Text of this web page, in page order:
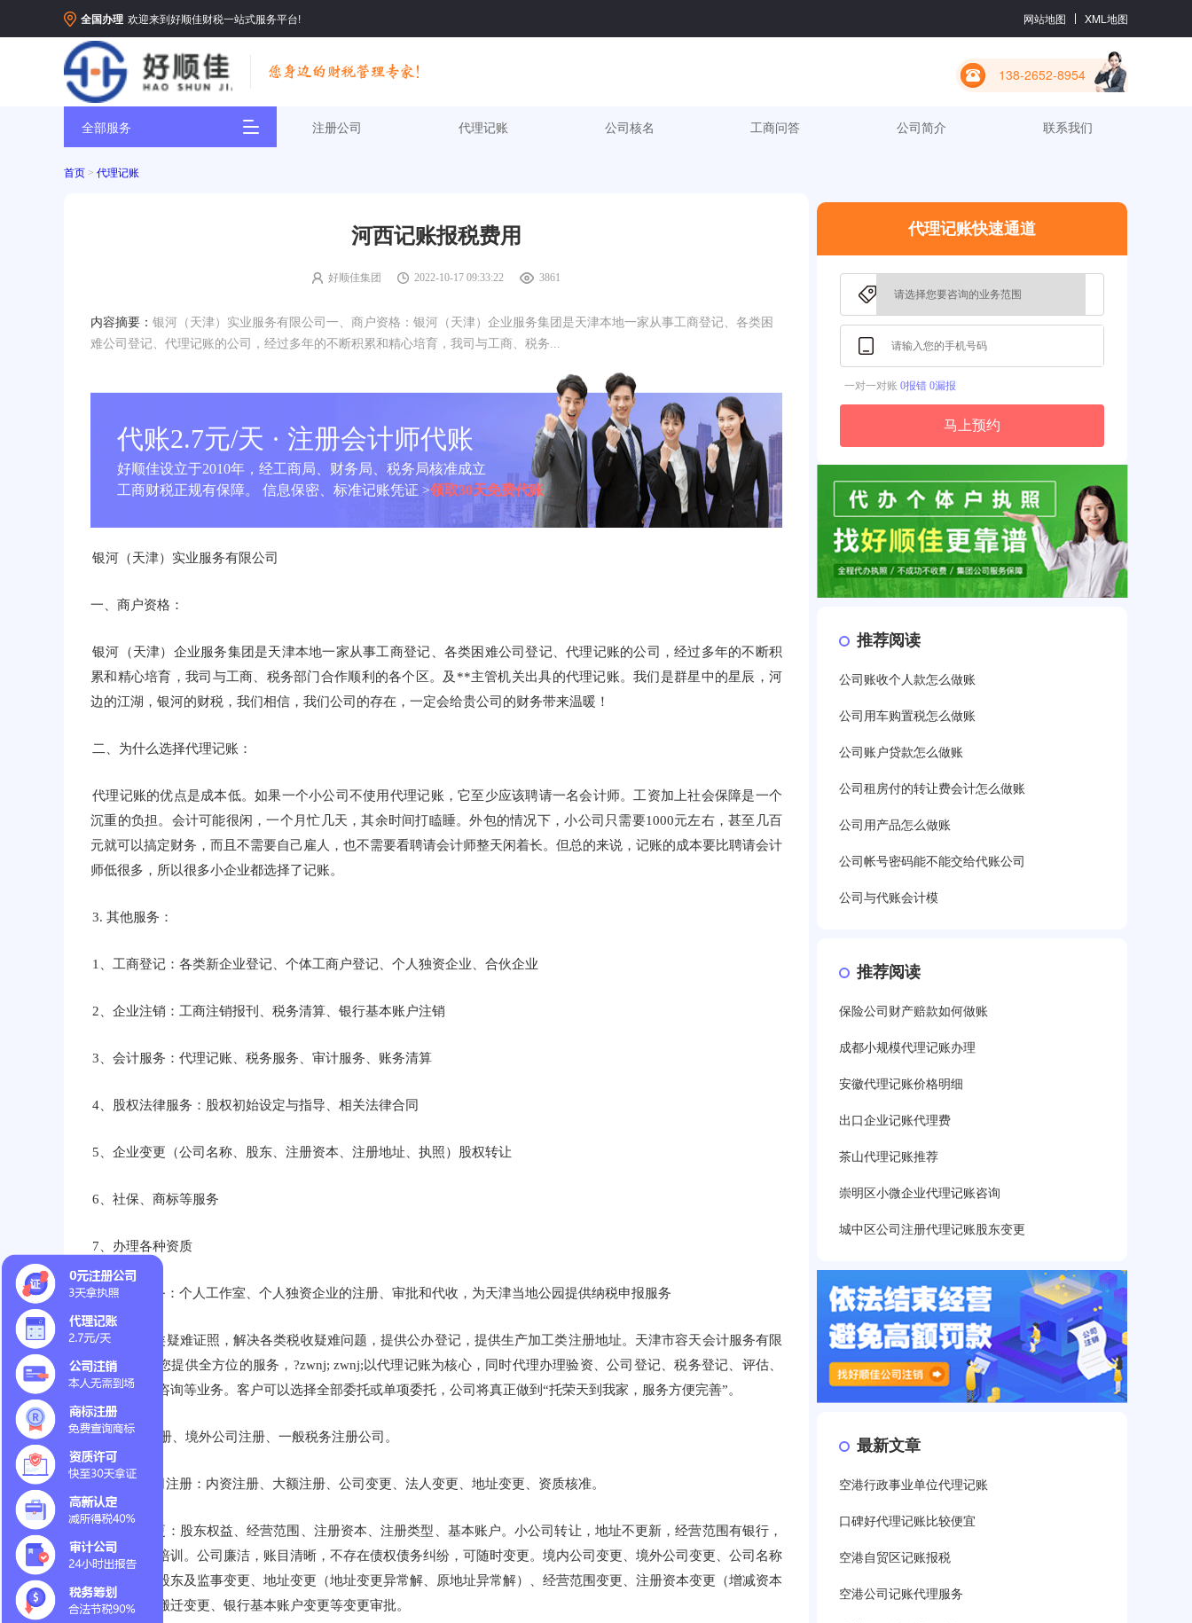
全国办理 欢迎来到好顺佳财税一站式服务平台! 网站地图 XML地图
138-2652-8954
全部服务 注册公司 代理记账 公司核名 工商问答 公司简介 联系我们
首页 > 代理记账
河西记账报税费用
好顺佳集团 2022-10-17 09:33:22 3861
内容摘要： 银河（天津）实业服务有限公司一、商户资格：银河（天津）企业服务集团是天津本地一家从事工商登记、各类困
难公司登记、代理记账的公司，经过多年的不断积累和精心培育，我司与工商、税务...
代账2.7元/天 · 注册会计师代账
好顺佳设立于2010年，经工商局、财务局、税务局核准成立
工商财税正规有保障。 信息保密、标准记账凭证 >领取30天免费代账
银河（天津）实业服务有限公司
一、商户资格：
银河（天津）企业服务集团是天津本地一家从事工商登记、各类困难公司登记、代理记账的公司，经过多年的不断积
累和精心培育，我司与工商、税务部门合作顺利的各个区。及**主管机关出具的代理记账。我们是群星中的星辰，河
边的江湖，银河的财税，我们相信，我们公司的存在，一定会给贵公司的财务带来温暖！
二、为什么选择代理记账：
代理记账的优点是成本低。如果一个小公司不使用代理记账，它至少应该聘请一名会计师。工资加上社会保障是一个
沉重的负担。会计可能很闲，一个月忙几天，其余时间打瞌睡。外包的情况下，小公司只需要1000元左右，甚至几百
元就可以搞定财务，而且不需要自己雇人，也不需要看聘请会计师整天闲着长。但总的来说，记账的成本要比聘请会计
师低很多，所以很多小企业都选择了记账。
3. 其他服务：
1、工商登记：各类新企业登记、个体工商户登记、个人独资企业、合伙企业
2、企业注销：工商注销报刊、税务清算、银行基本账户注销
3、会计服务：代理记账、税务服务、审计服务、账务清算
4、股权法律服务：股权初始设定与指导、相关法律合同
5、企业变更（公司名称、股东、注册资本、注册地址、执照）股权转让
6、社保、商标等服务
7、办理各种资质
8、提供服务：个人工作室、个人独资企业的注册、审批和代收，为天津当地公园提供纳税申报服务
9、办理各类疑难证照，解决各类税收疑难问题，提供公办登记，提供生产加工类注册地址。天津市容天会计服务有限
公司竭诚为您提供全方位的服务，?zwnj; zwnj;以代理记账为核心，同时代理办理验资、公司登记、税务登记、评估、
审计和财税咨询等业务。客户可以选择全部委托或单项委托，公司将真正做到“托荣天到我家，服务方便完善”。
境内公司注册、境外公司注册、一般税务注册公司。
3、内资公司注册：内资注册、大额注册、公司变更、法人变更、地址变更、资质核准。
4、公司变更：股东权益、经营范围、注册资本、注册类型、基本账户。小公司转让，地址不更新，经营范围有银行，
税控，电脑培训。公司廉洁，账目清晰，不存在债权债务纠纷，可随时变更。境内公司变更、境外公司变更、公司名称
变更、法人股东及监事变更、地址变更（地址变更异常解、原地址异常解）、经营范围变更、注册资本变更（增减资本
金）、税务搬迁变更、银行基本账户变更等变更审批。
代理记账快速通道
一对一对账 0报错 0漏报
马上预约
推荐阅读
公司账收个人款怎么做账
公司用车购置税怎么做账
公司账户贷款怎么做账
公司租房付的转让费会计怎么做账
公司用产品怎么做账
公司帐号密码能不能交给代账公司
公司与代账会计模
推荐阅读
保险公司财产赔款如何做账
成都小规模代理记账办理
安徽代理记账价格明细
出口企业记账代理费
茶山代理记账推荐
崇明区小微企业代理记账咨询
城中区公司注册代理记账股东变更
最新文章
空港行政事业单位代理记账
口碑好代理记账比较便宜
空港自贸区记账报税
空港公司记账代理服务